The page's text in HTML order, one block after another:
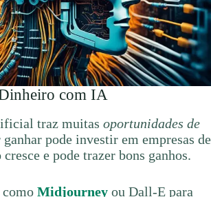
com IA
traz muitas oportunidades de
ganhar pode investir em empresas de
e pode trazer bons ganhos.
como Midjourney ou Dall-E para